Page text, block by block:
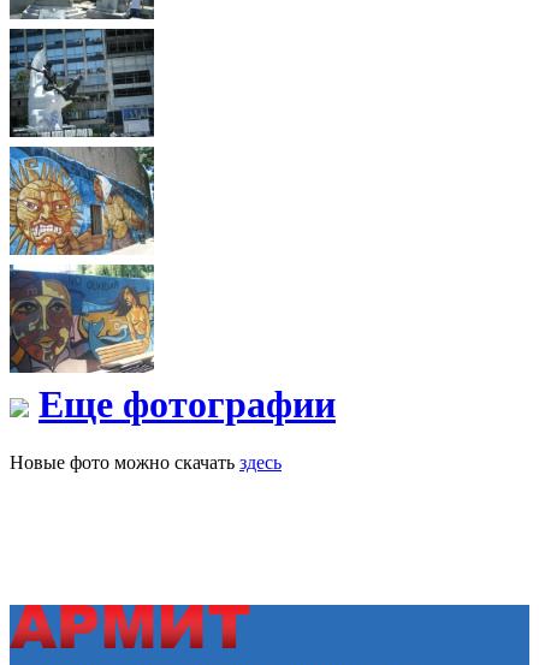
Еще фотографии
Новые фото можно скачать здесь